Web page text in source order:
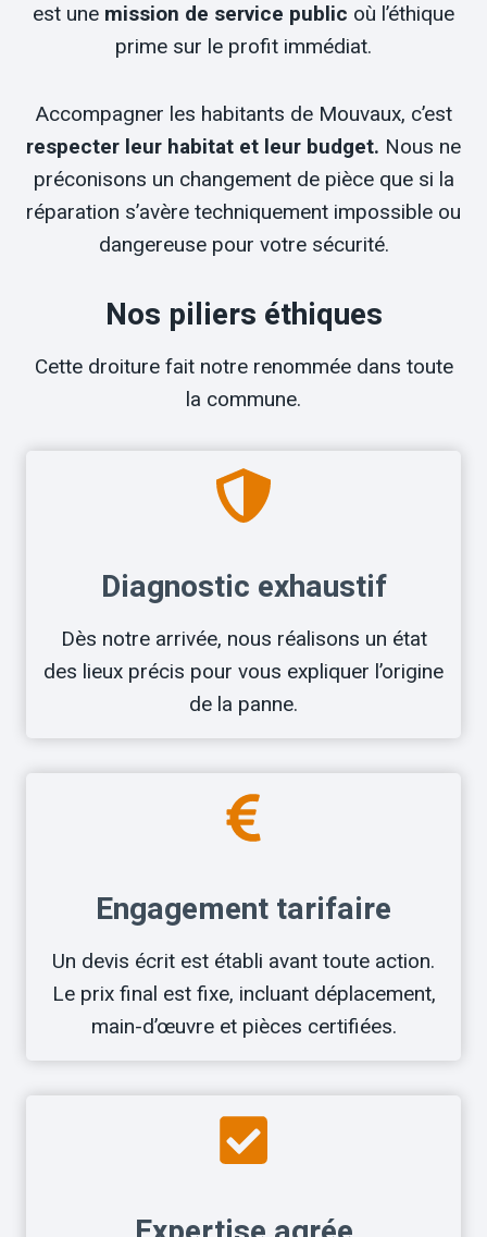
est une mission de service public où l’éthique
prime sur le profit immédiat.
Accompagner les habitants de Mouvaux, c’est
respecter leur habitat et leur budget. Nous ne
préconisons un changement de pièce que si la
réparation s’avère techniquement impossible ou
dangereuse pour votre sécurité.
Nos piliers éthiques
Cette droiture fait notre renommée dans toute
la commune.
Diagnostic exhaustif
Dès notre arrivée, nous réalisons un état
des lieux précis pour vous expliquer l’origine
de la panne.
Engagement tarifaire
Un devis écrit est établi avant toute action.
Le prix final est fixe, incluant déplacement,
main-d’œuvre et pièces certifiées.